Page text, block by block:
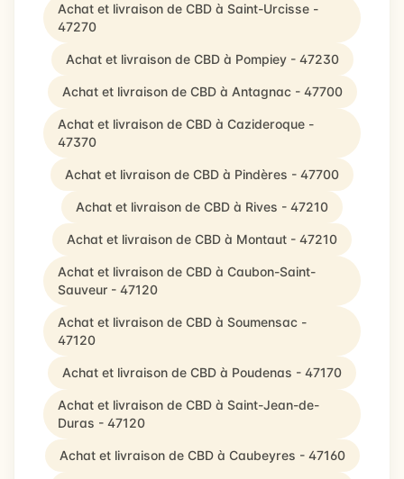
Achat et livraison de CBD à Saint-Urcisse -
47270
Achat et livraison de CBD à Pompiey - 47230
Achat et livraison de CBD à Antagnac - 47700
Achat et livraison de CBD à Cazideroque -
47370
Achat et livraison de CBD à Pindères - 47700
Achat et livraison de CBD à Rives - 47210
Achat et livraison de CBD à Montaut - 47210
Achat et livraison de CBD à Caubon-Saint-
Sauveur - 47120
Achat et livraison de CBD à Soumensac -
47120
Achat et livraison de CBD à Poudenas - 47170
Achat et livraison de CBD à Saint-Jean-de-
Duras - 47120
Achat et livraison de CBD à Caubeyres - 47160